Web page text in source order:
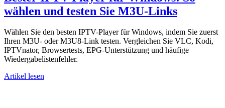
wählen und testen Sie M3U-Links
Wählen Sie den besten IPTV-Player für Windows, indem Sie zuerst
Ihren M3U- oder M3U8-Link testen. Vergleichen Sie VLC, Kodi,
IPTVnator, Browsertests, EPG-Unterstützung und häufige
Wiedergabelistenfehler.
Artikel lesen